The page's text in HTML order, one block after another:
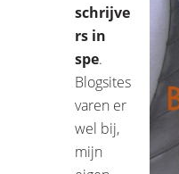
schrijve
rs in
spe.
Blogsites
varen er
wel bij,
mijn